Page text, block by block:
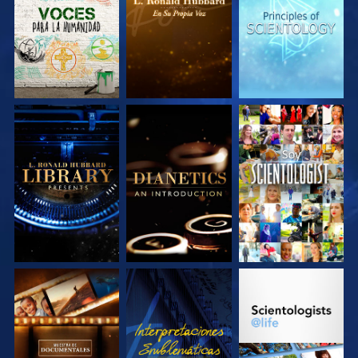
SERIES
SERIES
SERIES
EXPLORA LAS
SERIES
EXPLORA LAS
SERIES
VE
EXPLORA LAS
SERIES
VE
EXPLORA LAS